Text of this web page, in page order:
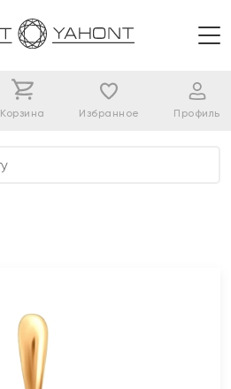
Корзина Избранное Профиль